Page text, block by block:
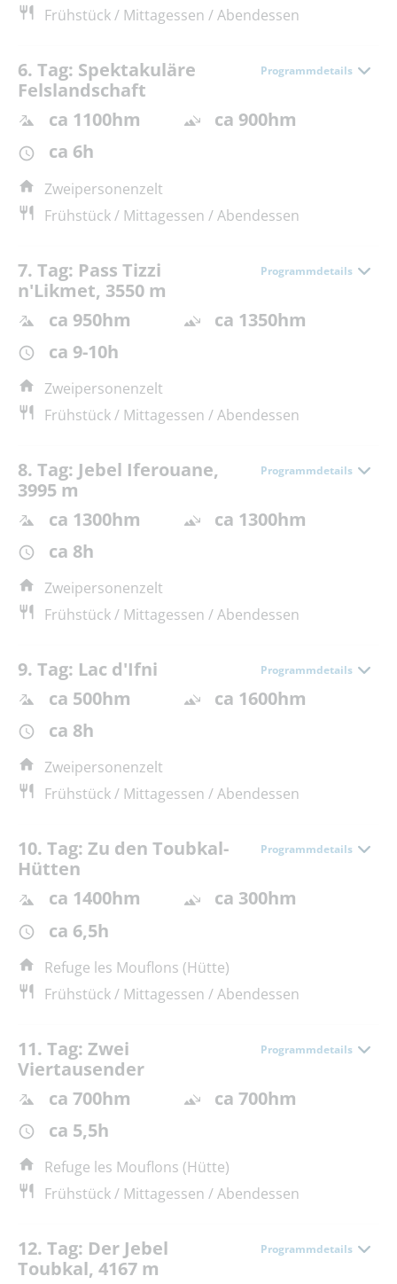
Frühstück / Mittagessen / Abendessen
6. Tag: Spektakuläre
Felslandschaft
Programmdetails
ca 1100hm
ca 900hm
ca 6h
Zweipersonenzelt
Frühstück / Mittagessen / Abendessen
7. Tag: Pass Tizzi
n'Likmet, 3550 m
Programmdetails
ca 950hm
ca 1350hm
ca 9-10h
Zweipersonenzelt
Frühstück / Mittagessen / Abendessen
8. Tag: Jebel Iferouane,
3995 m
Programmdetails
ca 1300hm
ca 1300hm
ca 8h
Zweipersonenzelt
Frühstück / Mittagessen / Abendessen
9. Tag: Lac d'Ifni Programmdetails
ca 500hm
ca 1600hm
ca 8h
Zweipersonenzelt
Frühstück / Mittagessen / Abendessen
10. Tag: Zu den Toubkal-
Hütten
Programmdetails
ca 1400hm
ca 300hm
ca 6,5h
Refuge les Mouflons (Hütte)
Frühstück / Mittagessen / Abendessen
11. Tag: Zwei
Viertausender
Programmdetails
ca 700hm
ca 700hm
ca 5,5h
Refuge les Mouflons (Hütte)
Frühstück / Mittagessen / Abendessen
12. Tag: Der Jebel
Toubkal, 4167 m
Programmdetails